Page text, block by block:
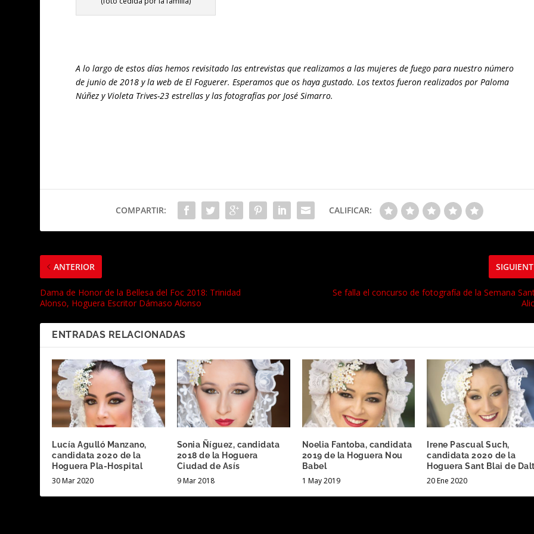
A lo largo de estos días hemos revisitado las entrevistas que realizamos a las mujeres de fuego para nuestro número
de junio de 2018 y la web de El Foguerer. Esperamos que os haya gustado. Los textos fueron realizados por Paloma
Núñez y Violeta Trives-23 estrellas y las fotografías por José Simarro.
COMPARTIR: CALIFICAR:
ANTERIOR
Dama de Honor de la Bellesa del Foc 2018: Trinidad
Alonso, Hoguera Escritor Dámaso Alonso
Se falla el concurso de fotografía de la Semana
ENTRADAS RELACIONADAS
Lucía Agulló Manzano,
candidata 2020 de la
Hoguera Pla-Hospital
30 Mar 2020
Sonia Ñíguez, candidata
2018 de la Hoguera
Ciudad de Asís
9 Mar 2018
Noelia Fantoba, candidata
2019 de la Hoguera Nou
Babel
1 May 2019
Irene Pascual Such,
candidata 2020 de la
Hoguera Sant Blai de
20 Ene 2020